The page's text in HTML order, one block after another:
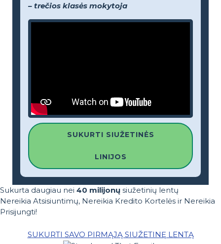
– trečios klasės mokytoja
SUKURTI SIUŽETINĖS
LINIJOS
Sukurta daugiau nei 40 milijonų siužetinių lentų
Nereikia Atsisiuntimų, Nereikia Kredito Kortelės ir Nereikia
Prisijungti!
SUKURTI SAVO PIRMĄJĄ SIUŽETINĘ LENTĄ